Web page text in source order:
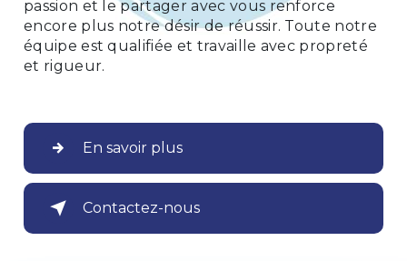
passion et le partager avec vous renforce
encore plus notre désir de réussir. Toute notre
équipe est qualifiée et travaille avec propreté
et rigueur.
En savoir plus
Contactez-nous